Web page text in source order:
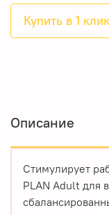
Купить в 1 клик
Описание
Стимулирует
PLAN Adult для